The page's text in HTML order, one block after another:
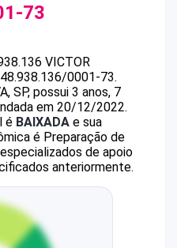
73
VICTOR
48.938.136/0001-73.
SP, possui 3 anos, 7
em 20/12/2022.
é BAIXADA e sua
é Preparação de
de apoio
anteriormente.